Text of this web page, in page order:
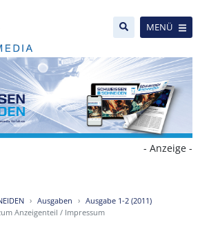
MENÜ
- Anzeige -
Ausgaben
Ausgabe 1-2 (2011)
Anzeigenteil / Impressum